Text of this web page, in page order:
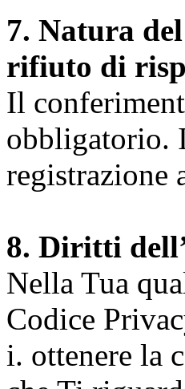
7. Natura
rifiuto di
Il
obbligatorio.
registrazione
8. Diritti
Nella Tua
Codice
i. ottenere la